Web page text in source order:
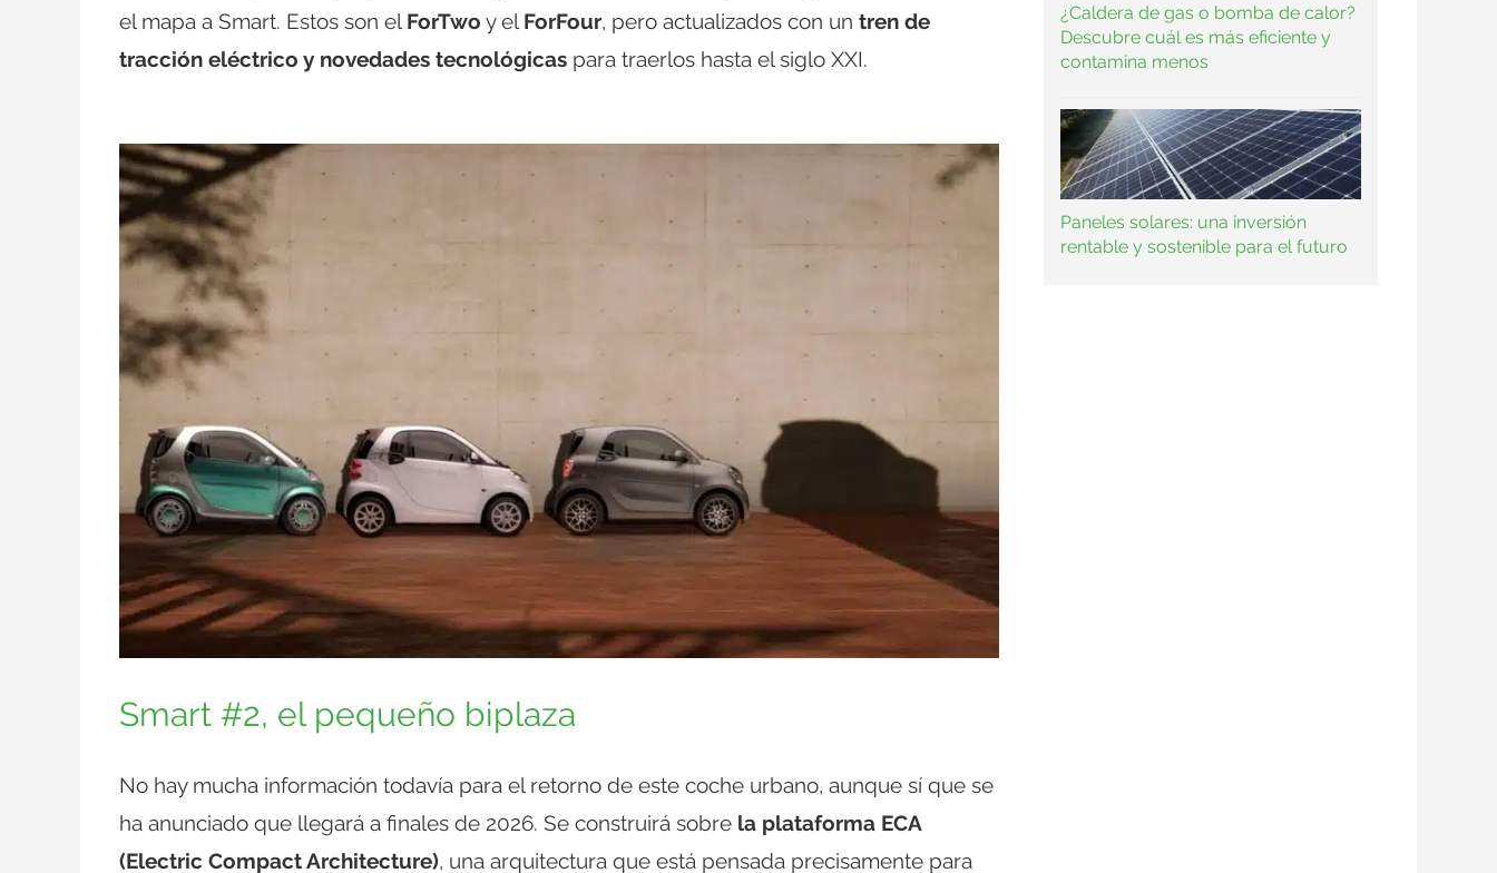
el mapa a Smart. Estos son el ForTwo y el ForFour, pero actualizados con un tren de
tracción eléctrico y novedades tecnológicas para traerlos hasta el siglo XXI.
Smart #2, el pequeño biplaza
No hay mucha información todavía para el retorno de este coche urbano, aunque sí que se
ha anunciado que llegará a finales de 2026. Se construirá sobre la plataforma ECA
(Electric Compact Architecture), una arquitectura que está pensada precisamente para
¿Caldera de gas o bomba de calor?
Descubre cuál es más eficiente y
contamina menos
Paneles solares: una inversión
rentable y sostenible para el futuro